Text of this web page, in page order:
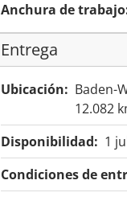
Anchura de
Entrega
Ubicación: Baden-
12.082
Disponibilidad: 1
Condiciones de